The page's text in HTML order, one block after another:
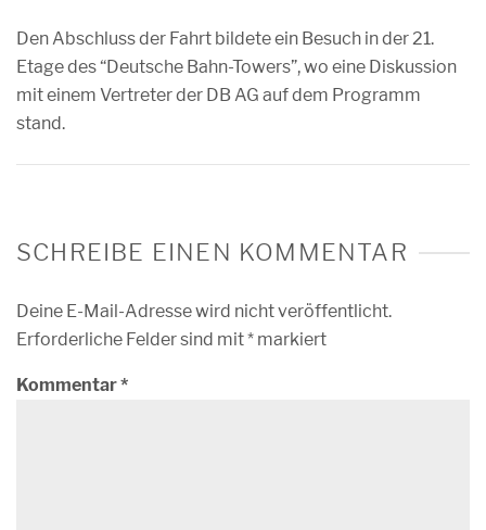
Den Abschluss der Fahrt bildete ein Besuch in der 21.
Etage des “Deutsche Bahn-Towers”, wo eine Diskussion
mit einem Vertreter der DB AG auf dem Programm
stand.
SCHREIBE EINEN KOMMENTAR
Deine E-Mail-Adresse wird nicht veröffentlicht.
Erforderliche Felder sind mit* markiert
Kommentar*